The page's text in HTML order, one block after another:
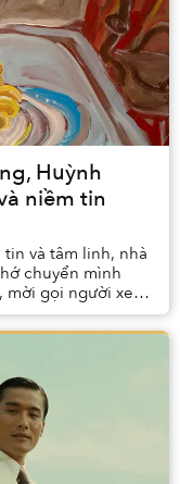
Huỳnh
niềm tin
và tâm linh, nhà
chuyển mình
mời gọi người xem
t...